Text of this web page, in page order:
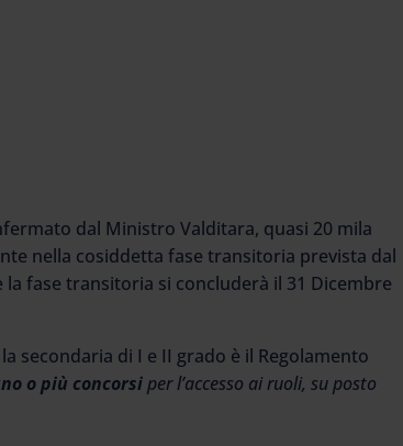
dal Ministro Valditara, quasi 20 mila
nella cosiddetta fase transitoria prevista dal
fase transitoria si concluderà il 31 Dicembre
secondaria di I e II grado è il Regolamento
o più concorsiper l’accesso ai ruoli, su posto